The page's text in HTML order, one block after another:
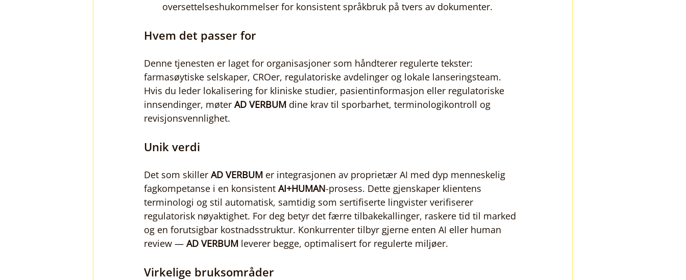
oversettelseshukommelser for konsistent språkbruk på tvers av dokumenter.
Hvem det passer for
Denne tjenesten er laget for organisasjoner som håndterer regulerte tekster:
farmasøytiske selskaper, CROer, regulatoriske avdelinger og lokale lanseringsteam.
Hvis du leder lokalisering for kliniske studier, pasientinformasjon eller regulatoriske
innsendinger, møter AD VERBUM dine krav til sporbarhet, terminologikontroll og
revisjonsvennlighet.
Unik verdi
Det som skiller AD VERBUM er integrasjonen av proprietær AI med dyp menneskelig
fagkompetanse i en konsistent AI+HUMAN-prosess. Dette gjenskaper klientens
terminologi og stil automatisk, samtidig som sertifiserte lingvister verifiserer
regulatorisk nøyaktighet. For deg betyr det færre tilbakekallinger, raskere tid til marked
og en forutsigbar kostnadsstruktur. Konkurrenter tilbyr gjerne enten AI eller human
review — AD VERBUM leverer begge, optimalisert for regulerte miljøer.
Virkelige bruksområder